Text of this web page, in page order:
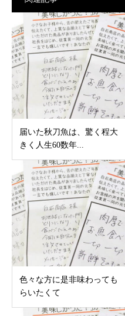
届いた秋刀魚は、驚く程大
きく人生60数年...
色々な方に是非味わっても
らいたくて